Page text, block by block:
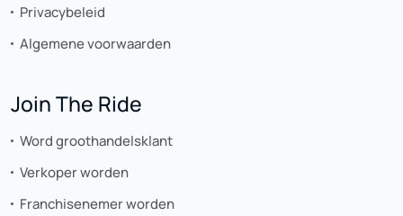
Privacybeleid
Algemene voorwaarden
Join The Ride
Word groothandelsklant
Verkoper worden
Franchisenemer worden